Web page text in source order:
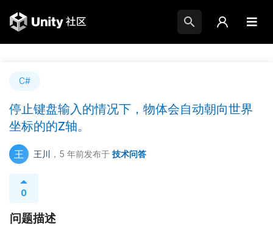
C#
停止键盘输入的情况下，物体会自动朝向世界
坐标的的Z轴。
王 王川 ，5 年前发布于 技术问答
0
问题描述